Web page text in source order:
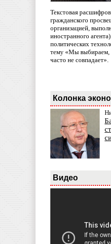
Текстовая
гражданского
организацией,
иностранного
политических
тему «Мы выбираем,
часто не совпадает».
Колонка
Видео